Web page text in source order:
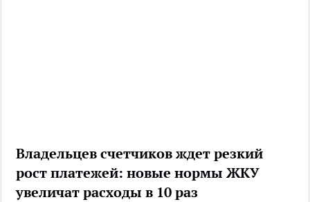
Владельцев счетчиков ждет резкий
рост платежей: новые нормы ЖКУ
увеличат расходы в 10 раз